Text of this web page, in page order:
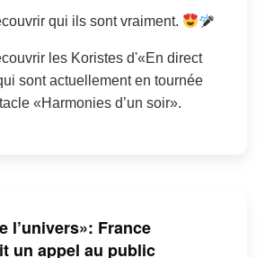
qui ils sont vraiment.
les Koristes d'«En direct
sont actuellement en tournée
«Harmonies d’un soir».
l’univers»: France
un appel au public